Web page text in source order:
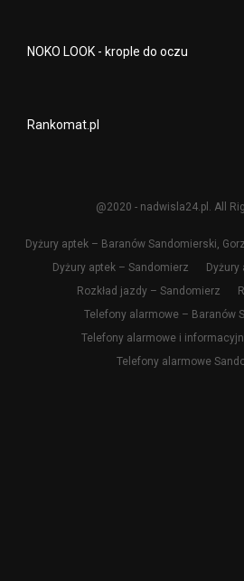
NOKO LOOK - krople do oczu
Rankomat.pl
@2020 - nadwisla24.pl. All
Dyżury aptek – Baranów Sandomierski,
Dyżury aptek – Sandomierz
Dyżury
Rozkład jazdy – Sandomierz
Telefony alarmowe – Baranów
Telefony alarmowe i
Telefony alarmowe